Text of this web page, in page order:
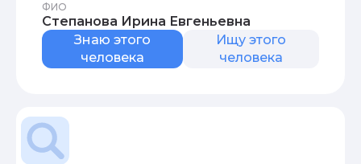
ФИО
Степанова Ирина Евгеньевна
Знаю этого
человека
Ищу этого
человека